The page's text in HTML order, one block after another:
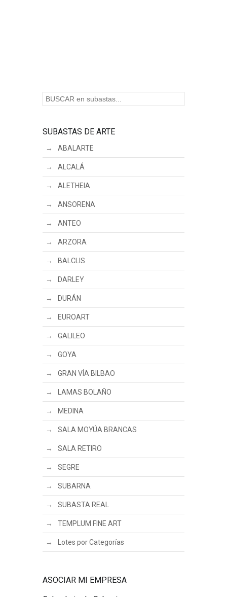
SUBASTAS DE ARTE
ABALARTE
ALCALÁ
ALETHEIA
ANSORENA
ANTEO
ARZORA
BALCLIS
DARLEY
DURÁN
EUROART
GALILEO
GOYA
GRAN VÍA BILBAO
LAMAS BOLAÑO
MEDINA
SALA MOYÚA BRANCAS
SALA RETIRO
SEGRE
SUBARNA
SUBASTA REAL
TEMPLUM FINE ART
Lotes por Categorías
ASOCIAR MI EMPRESA